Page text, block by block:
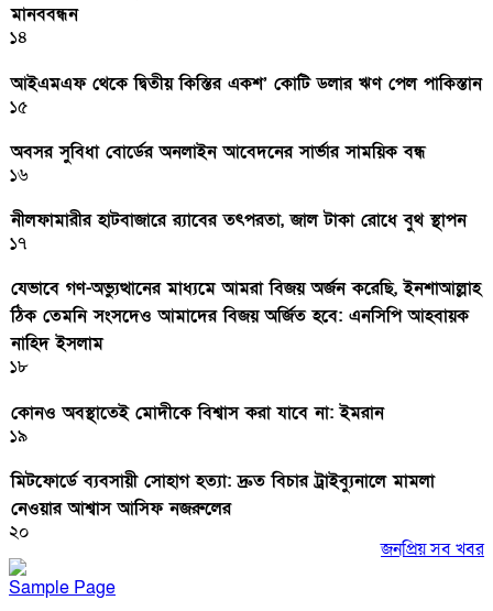
মানববন্ধন
১৪
আইএমএফ থেকে দ্বিতীয় কিস্তির একশ’ কোটি ডলার ঋণ পেল পাকিস্তান
১৫
অবসর সুবিধা বোর্ডের অনলাইন আবেদনের সার্ভার সাময়িক বন্ধ
১৬
নীলফামারীর হাটবাজারে র‌্যাবের তৎপরতা, জাল টাকা রোধে বুথ স্থাপন
১৭
যেভাবে গণ-অভ্যুত্থানের মাধ্যমে আমরা বিজয় অর্জন করেছি, ইনশাআল্লাহ
ঠিক তেমনি সংসদেও আমাদের বিজয় অর্জিত হবে: এনসিপি আহবায়ক
নাহিদ ইসলাম
১৮
কোনও অবস্থাতেই মোদীকে বিশ্বাস করা যাবে না: ইমরান
১৯
মিটফোর্ডে ব্যবসায়ী সোহাগ হত্যা: দ্রুত বিচার ট্রাইব্যুনালে মামলা
নেওয়ার আশ্বাস আসিফ নজরুলের
২০
জনপ্রিয় সব খবর
Sample Page